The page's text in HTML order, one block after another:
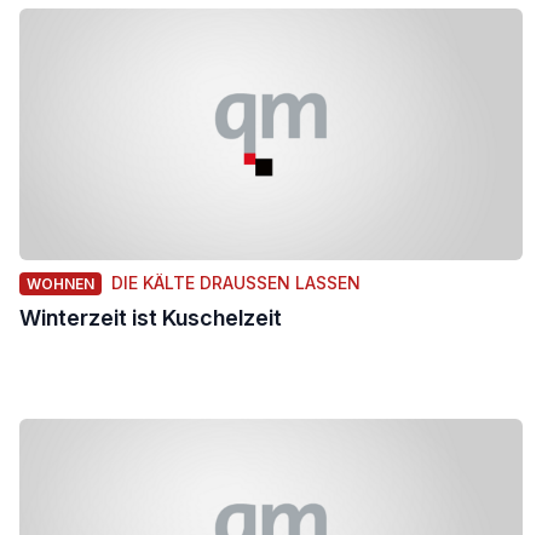
WOHNEN DIE KÄLTE DRAUSSEN LASSEN
Winterzeit ist Kuschelzeit